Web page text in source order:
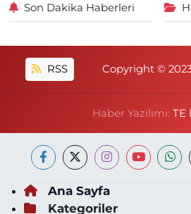
Son Dakika Haberleri
RSS Copyright ©
Haber Yazılımı: TE
Ana Sayfa
Kategoriler